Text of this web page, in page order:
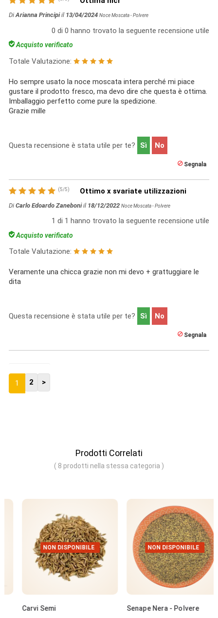
DiArianna Principiil 13/04/2024 Noce Moscata - Polvere
0 di 0 hanno trovato la seguente recensione utile
Acquisto verificato
Totale Valutazione:
Ho sempre usato la noce moscata intera perché mi piace
gustare il prodotto fresco, ma devo dire che questa è ottima.
Imballaggio perfetto come pure la spedizione.
Grazie mille
Questa recensione è stata utile per te? Sì No
Segnala
(5/5) Ottimo x svariate utilizzazioni
Di Carlo Edoardo Zaneboniil 18/12/2022 Noce Moscata - Polvere
1 di 1 hanno trovato la seguente recensione utile
Acquisto verificato
Totale Valutazione:
Veramente una chicca grazie non mi devo + grattuggiare le
dita
Questa recensione è stata utile per te? Sì No
Segnala
1 2 >
Prodotti Correlati
( 8 prodotti nella stessa categoria )
NON DISPONIBILE
Carvi Semi
NON DISPONIBILE
Senape Nera - Polvere